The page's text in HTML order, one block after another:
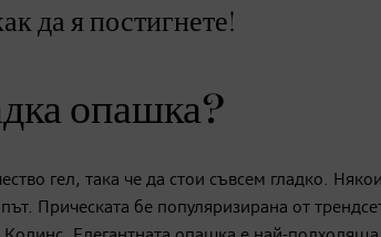
да я постигнете!
опашка?
гел, така че да стои съвсем гладко.
Прическата бе популяризирана от